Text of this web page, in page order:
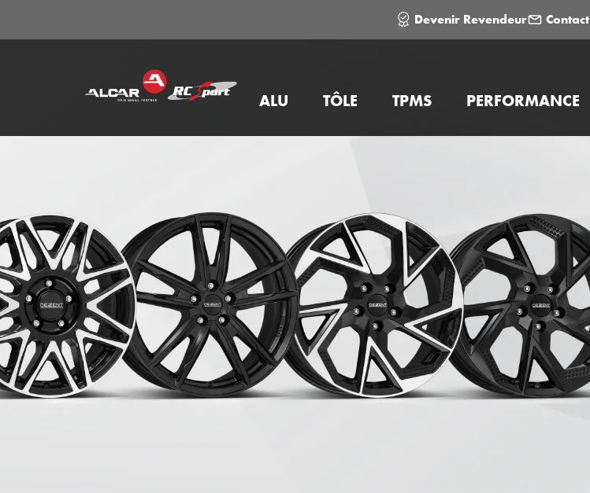
Devenir Revendeur Contact
ALU TÔLE TPMS PERFORMANCE